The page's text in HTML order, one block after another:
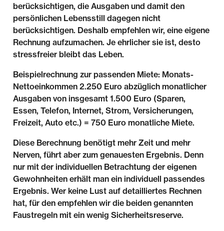
berücksichtigen, die Ausgaben und damit den
persönlichen Lebensstill dagegen nicht
berücksichtigen. Deshalb empfehlen wir, eine eigene
Rechnung aufzumachen. Je ehrlicher sie ist, desto
stressfreier bleibt das Leben.
Beispielrechnung zur passenden Miete: Monats-
Nettoeinkommen 2.250 Euro abzüglich monatlicher
Ausgaben von insgesamt 1.500 Euro (Sparen,
Essen, Telefon, Internet, Strom, Versicherungen,
Freizeit, Auto etc.) = 750 Euro monatliche Miete.
Diese Berechnung benötigt mehr Zeit und mehr
Nerven, führt aber zum genauesten Ergebnis. Denn
nur mit der individuellen Betrachtung der eigenen
Gewohnheiten erhält man ein individuell passendes
Ergebnis. Wer keine Lust auf detailliertes Rechnen
hat, für den empfehlen wir die beiden genannten
Faustregeln mit ein wenig Sicherheitsreserve.